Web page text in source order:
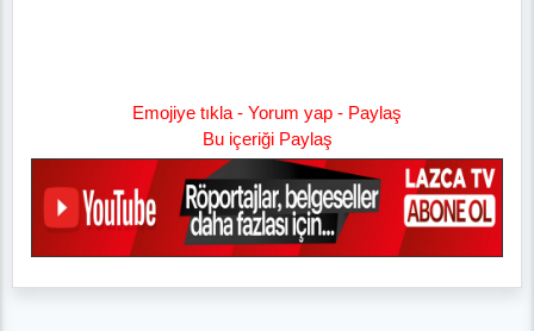
Emojiye tıkla - Yorum yap - Paylaş
Bu içeriği Paylaş